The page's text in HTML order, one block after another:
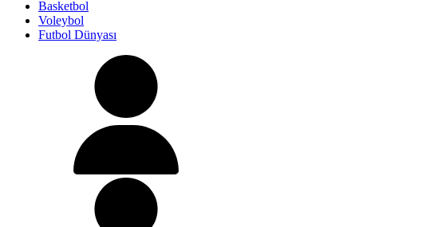
Basketbol
Voleybol
Futbol Dünyası